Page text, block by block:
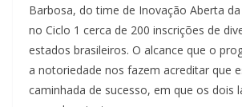
Barbosa, do time de Inovação Aberta da
no Ciclo 1 cerca de 200 inscrições de
estados brasileiros. O alcance que o
a notoriedade nos fazem acreditar que
caminhada de sucesso, em que os dois